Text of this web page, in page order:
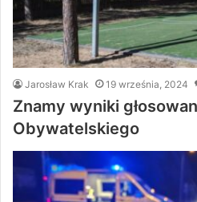
Jarosław Krak 19 września, 2024
Znamy wyniki
Obywatelskiego